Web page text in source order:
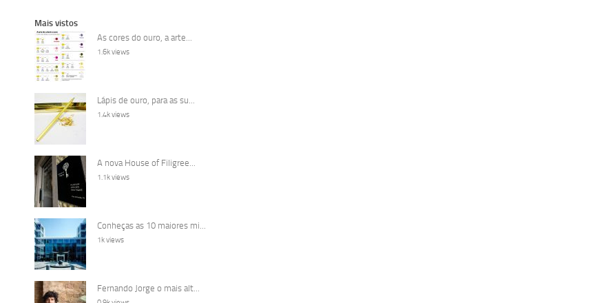
Mais vistos
As cores do ouro, a arte...
1.6k views
Lápis de ouro, para as su...
1.4k views
A nova House of Filigree...
1.1k views
Conheças as 10 maiores mi...
1k views
Fernando Jorge o mais alt...